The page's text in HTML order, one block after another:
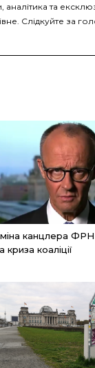
аналітика та
Слідкуйте за
канцлера
криза коаліції